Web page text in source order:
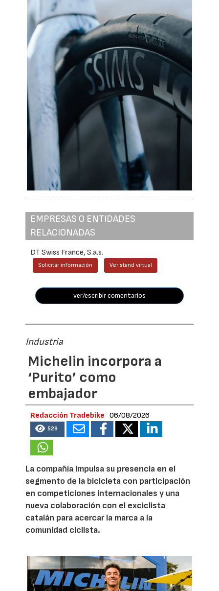
EMPRESAS O ENTIDADES
RELACIONADAS
DT Swiss France, S.a.s.
Solicitar información Ver stand virtual
ver/escribir comentarios
Industria
Michelin incorpora a
‘Purito’ como
embajador
Redacción Tradebike 06/08/2026
529
La compañía impulsa su presencia en el
segmento de la bicicleta con participación
en competiciones internacionales y una
nueva colaboración con el exciclista
catalán para acercar la marca a la
comunidad ciclista.